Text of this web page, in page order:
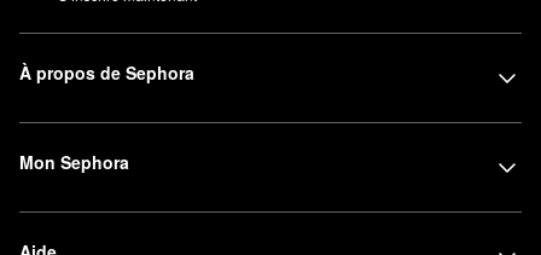
À propos de Sephora
Mon Sephora